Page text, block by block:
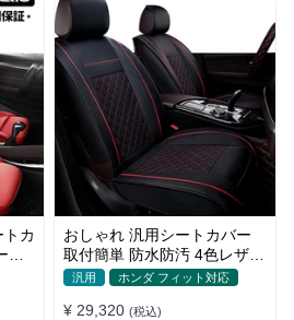
カ
おしゃれ 汎用シートカバー
取付簡単 防水防汚 4色レザー
耐久性抜群 軽/普自動車 SUV
汎用 ホンダ フィット対応
¥ 29,320 (税込)